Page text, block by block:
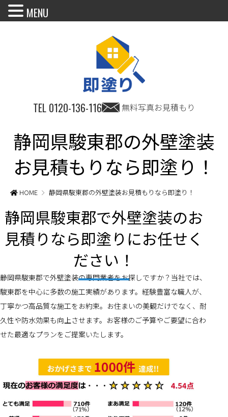
TEL 0120-136-116 無料写真お見積もり
静岡県駿東郡の外壁塗装
お見積もりなら即塗り！
HOME 静岡県駿東郡の外壁塗装お見積もりなら即塗り！
静岡県駿東郡で外壁塗装のお
見積りなら即塗りにお任せく
ださい！
静岡県駿東郡で外壁塗装の専門業者をお探しですか？当社では、
駿東郡を中心に多数の施工実績があります。経験豊富な職人が、
丁寧かつ高品質な施工をお約束。お住まいの美観だけでなく、耐
久性や防水効果も向上させます。お客様のご予算やご要望に合わ
せた最適なプランをご提案いたします。
MENU